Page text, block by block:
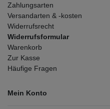
Zahlungsarten
Versandarten & -kosten
Widerrufsrecht
Widerrufsformular
Warenkorb
Zur Kasse
Häufige Fragen
Mein Konto